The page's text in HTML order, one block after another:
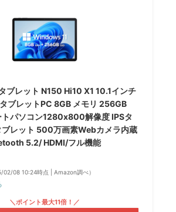
ブレット N150 Hi10 X1 10.1インチ
ブレットPC 8GB メモリ 256GB
トパソコン1280x800解像度 IPSタ
ブレット 500万画素Webカメラ内蔵
5.2/ HDMI/フル機能
02/08 10:24時点 | Amazon調べ）
＼ポイント最大11倍！／